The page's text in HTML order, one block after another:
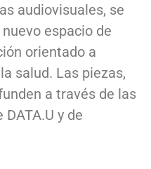
audiovisuales, se
espacio de
orientado a
salud. Las piezas,
a través de las
y de